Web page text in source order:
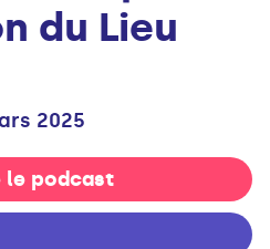
du Lieu
2025
le podcast